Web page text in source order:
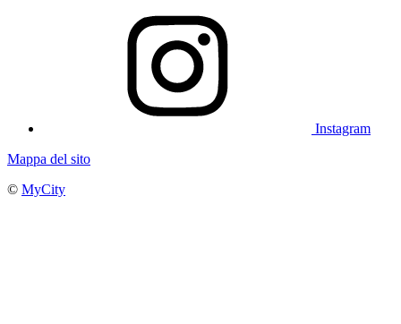
Instagram
Mappa del sito
© MyCity